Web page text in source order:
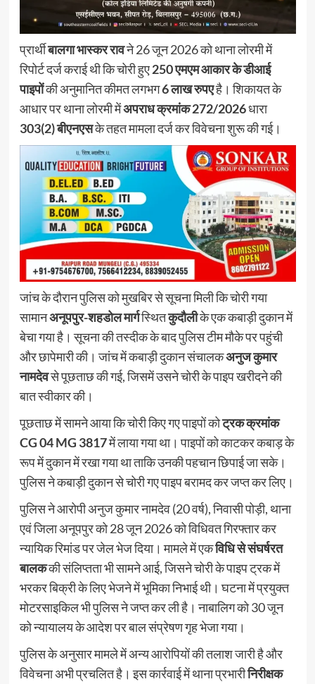
प्रार्थीबालगा भास्कर रावने 26 जून 2026 को थाना लोरमी में
रिपोर्ट दर्ज कराई थी कि चोरी हुए250 एमएम आकार के डीआई
पाइपोंकी अनुमानित कीमत लगभग6 लाख रुपएहै। शिकायत के
आधार पर थाना लोरमी मेंअपराध क्रमांक 272/2026धारा
303(2) बीएनएसके तहत मामला दर्ज कर विवेचना शुरू की गई।
जांच के दौरान पुलिस को मुखबिर से सूचना मिली कि चोरी गया
सामानअनूपपुर-शहडोल मार्गस्थितकुदौलीके एक कबाड़ी दुकान में
बेचा गया है। सूचना की तस्दीक के बाद पुलिस टीम मौके पर पहुंची
और छापेमारी की। जांच में कबाड़ी दुकान संचालकअनुज कुमार
नामदेवसे पूछताछ की गई, जिसमें उसने चोरी के पाइप खरीदने की
बात स्वीकार की।
पूछताछ में सामने आया कि चोरी किए गए पाइपों कोट्रक क्रमांक
CG 04 MG 3817में लाया गया था। पाइपों को काटकर कबाड़ के
रूप में दुकान में रखा गया था ताकि उनकी पहचान छिपाई जा सके।
पुलिस ने कबाड़ी दुकान से चोरी गए पाइप बरामद कर जप्त कर लिए।
पुलिस ने आरोपी अनुज कुमार नामदेव (20 वर्ष), निवासी पोड़ी, थाना
एवं जिला अनूपपुर को 28 जून 2026 को विधिवत गिरफ्तार कर
न्यायिक रिमांड पर जेल भेज दिया। मामले में एकविधि से संघर्षरत
बालककी संलिप्तता भी सामने आई, जिसने चोरी के पाइप ट्रक में
भरकर बिक्री के लिए भेजने में भूमिका निभाई थी। घटना में प्रयुक्त
मोटरसाइकिल भी पुलिस ने जप्त कर ली है। नाबालिग को 30 जून
को न्यायालय के आदेश पर बाल संप्रेषण गृह भेजा गया।
पुलिस के अनुसार मामले में अन्य आरोपियों की तलाश जारी है और
विवेचना अभी प्रचलित है। इस कार्रवाई में थाना प्रभारीनिरीक्षक